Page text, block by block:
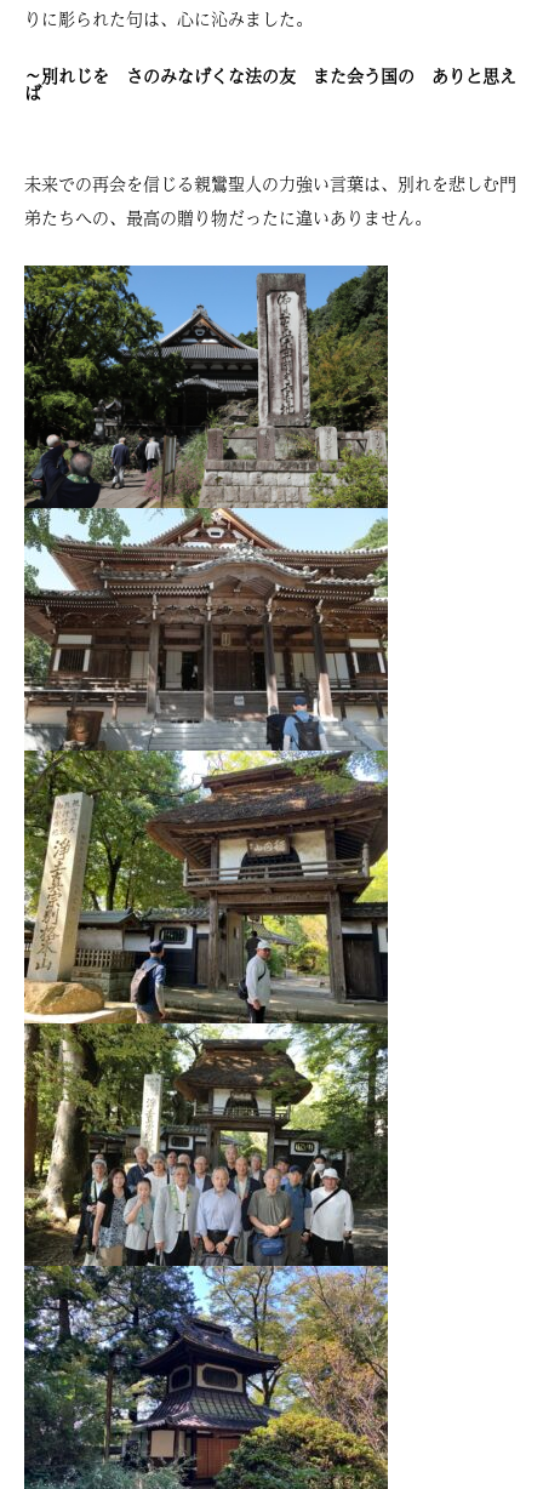
りに彫られた句は、心に沁みました。
～別れじを さのみなげくな法の友 また会う国の ありと思え
ば
未来での再会を信じる親鸞聖人の力強い言葉は、別れを悲しむ門
弟たちへの、最高の贈り物だったに違いありません。